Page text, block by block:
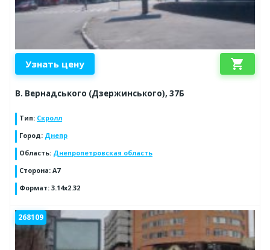
Узнать цену shopping_cart
В. Вернадського (Дзержинського), 37Б
Тип: Скролл
Город: Днепр
Область: Днепропетровская область
Сторона: А7
Формат: 3.14х2.32
268109